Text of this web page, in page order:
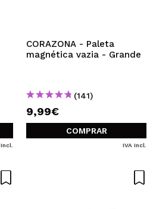
o estado das suas
suas operações anteriores.
CONTA
CORAZONA - Paleta
magnética vazia - Grande
(141)
9,99€
COMPRAR
IVA Incl.